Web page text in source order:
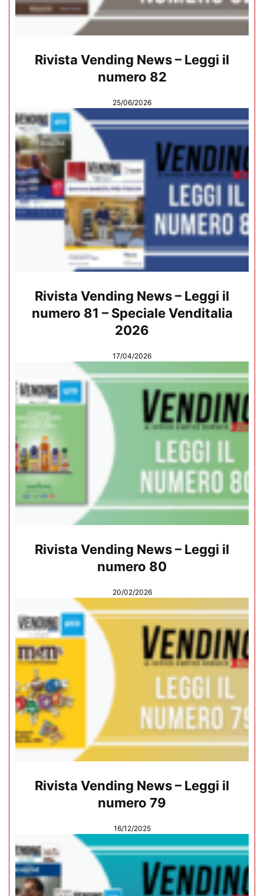
Rivista Vending News – Leggi il
numero 82
25/06/2026
Rivista Vending News – Leggi il
numero 81 – Speciale Venditalia
2026
17/04/2026
Rivista Vending News – Leggi il
numero 80
20/02/2026
Rivista Vending News – Leggi il
numero 79
16/12/2025